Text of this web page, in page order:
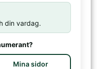
din vardag.
Mina sidor